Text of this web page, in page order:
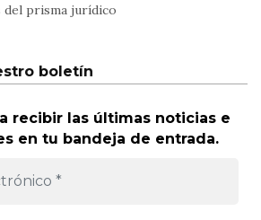
del prisma jurídico
boletín
recibir las últimas noticias e
en tu bandeja de entrada.